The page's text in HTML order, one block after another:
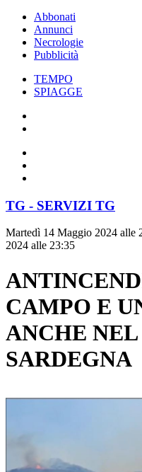
Abbonati
Annunci
Necrologie
Pubblicità
TEMPO
SPIAGGE
TG - SERVIZI TG
Martedì 14 Maggio 2024 alle
2024 alle 23:35
CAMPO E
ANCHE NEL
SARDEGNA